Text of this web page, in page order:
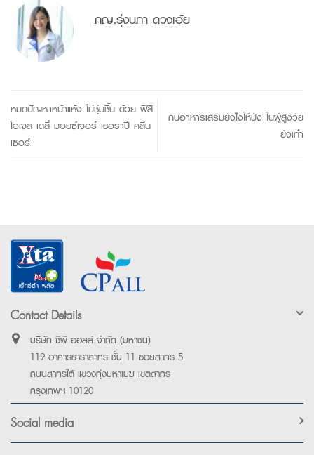
ภญ.รุ่งนภา ดวงเอ้ย
หมดปัญหาหน้าแห้ง ไม่ชุ่มชื้น ด้วย ฟิสิ
โอเจล เดลี่ มอยซ์เจอร์ เธอราปี คลีน
เซอร์
กินอาหารเสริมยังไงให้ปัง ในผู้สูงวัย
ยังเก๋า
Contact Details
บริษัท ซีพี ออลล์ จำกัด (มหาชน)
119 อาคารธาราสาทร ชั้น 11 ซอยสาทร 5
ถนนสาทรใต้ แขวงทุ่งมหาเมฆ เขตสาทร
กรุงเทพฯ 10120
Social media